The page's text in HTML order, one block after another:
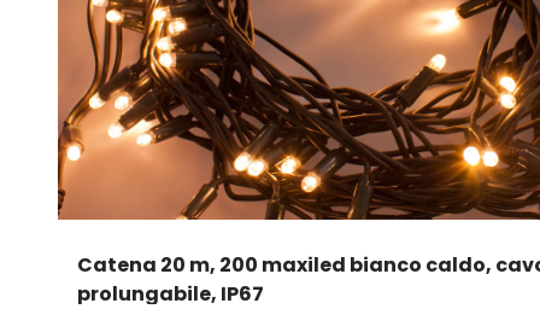
Catena 20 m, 200 maxiled bianco caldo,
prolungabile, IP67